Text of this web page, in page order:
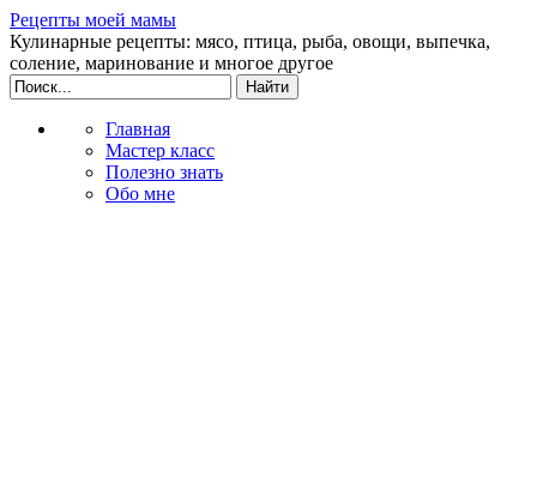
Рецепты моей мамы
Кулинарные рецепты: мясо, птица, рыба, овощи, выпечка,
соление, маринование и многое другое
Главная
Мастер класс
Полезно знать
Обо мне